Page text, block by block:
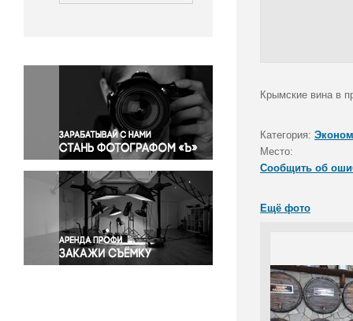
Окружающая среда
Политика
Правосудие
Происшествия и конфликты
Религия
Светская жизнь
Спорт
Экология
Экономика и бизнес
Крымские вина в
Категория:
Место:
Сообщить об
Ещё фото